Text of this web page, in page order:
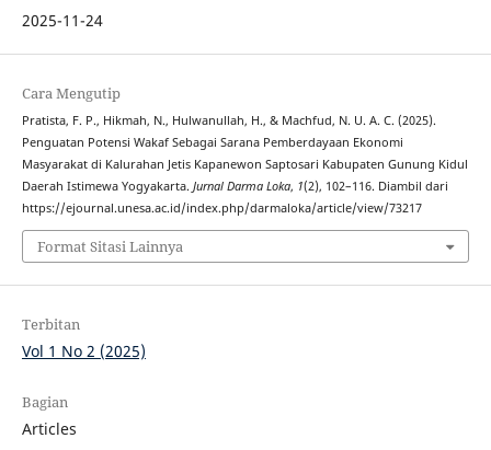
2025-11-24
Cara Mengutip
Pratista, F. P., Hikmah, N., Hulwanullah, H., & Machfud, N. U. A. C. (2025).
Penguatan Potensi Wakaf Sebagai Sarana Pemberdayaan Ekonomi
Masyarakat di Kalurahan Jetis Kapanewon Saptosari Kabupaten Gunung Kidul
Daerah Istimewa Yogyakarta. Jurnal Darma Loka, 1(2), 102–116. Diambil dari
https://ejournal.unesa.ac.id/index.php/darmaloka/article/view/73217
Format Sitasi Lainnya
Terbitan
Vol 1 No 2 (2025)
Bagian
Articles